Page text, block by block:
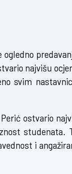
najvišu
svim
ostvario
i